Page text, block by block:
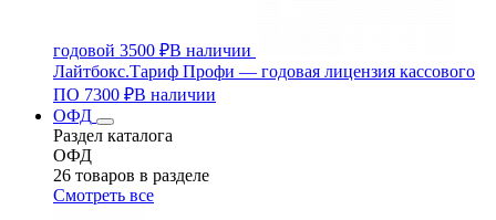
годовой 3500 ₽В наличии
Лайтбокс.Тариф Профи — годовая лицензия кассового
ПО 7300 ₽В наличии
ОФД
Раздел каталога
ОФД
26 товаров в разделе
Смотреть все